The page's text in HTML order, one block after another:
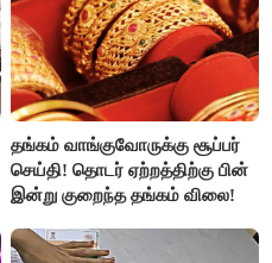
தங்கம் வாங்குவோருக்கு சூப்பர்
செய்தி! தொடர் ஏற்றத்திற்கு பின்
இன்று குறைந்த தங்கம் விலை!